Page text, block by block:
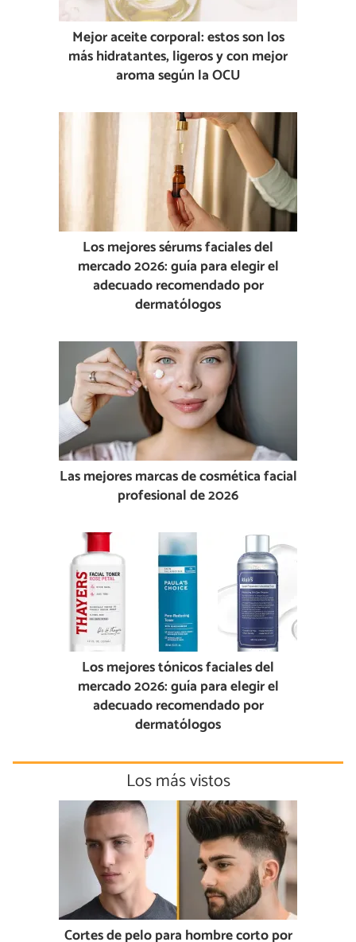
Mejor aceite corporal: estos son los
más hidratantes, ligeros y con mejor
aroma según la OCU
Los mejores sérums faciales del
mercado 2026: guía para elegir el
adecuado recomendado por
dermatólogos
Las mejores marcas de cosmética facial
profesional de 2026
Los mejores tónicos faciales del
mercado 2026: guía para elegir el
adecuado recomendado por
dermatólogos
Los más vistos
Cortes de pelo para hombre corto por